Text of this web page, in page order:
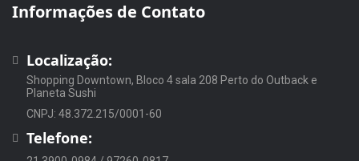
Informações de Contato
Localização:
Shopping Downtown, Bloco 4 sala 208 Perto do Outback e
Planeta Sushi
CNPJ: 48.372.215/0001-60
Telefone: